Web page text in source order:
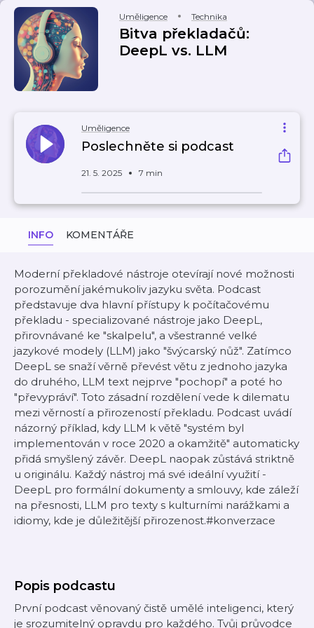
Uměligence Technika
Bitva překladačů:
DeepL vs. LLM
Uměligence
Poslechněte si podcast
21. 5. 2025 7 min
INFO KOMENTÁŘE
Moderní překladové nástroje otevírají nové možnosti
porozumění jakémukoliv jazyku světa. Podcast
představuje dva hlavní přístupy k počítačovému
překladu - specializované nástroje jako DeepL,
přirovnávané ke "skalpelu", a všestranné velké
jazykové modely (LLM) jako "švýcarský nůž". Zatímco
DeepL se snaží věrně převést větu z jednoho jazyka
do druhého, LLM text nejprve "pochopí" a poté ho
"převypráví". Toto zásadní rozdělení vede k dilematu
mezi věrností a přirozeností překladu. Podcast uvádí
názorný příklad, kdy LLM k větě "systém byl
implementován v roce 2020 a okamžitě" automaticky
přidá smyšlený závěr. DeepL naopak zůstává striktně
u originálu. Každý nástroj má své ideální využití -
DeepL pro formální dokumenty a smlouvy, kde záleží
na přesnosti, LLM pro texty s kulturními narážkami a
idiomy, kde je důležitější přirozenost.#konverzace
Popis podcastu
První podcast věnovaný čistě umělé inteligenci, který
je srozumitelný opravdu pro každého. Tvůj průvodce